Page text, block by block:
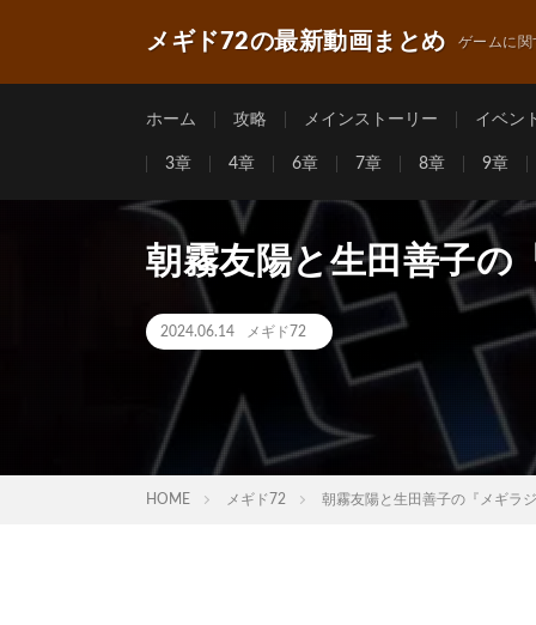
メギド72の最新動画まとめ ゲームに
ホーム 攻略 メインストーリー イベン
3章 4章 6章 7章 8章 9章
朝霧友陽と生田善子の
2024.06.14 メギド72
HOME メギド72 朝霧友陽と生田善子の『メギラ